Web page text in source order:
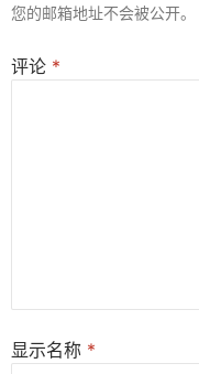
您的邮箱地址不会被公开。
评论 *
显示名称 *